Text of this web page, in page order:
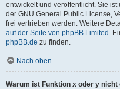
entwickelt und veröffentlicht. Sie
der GNU General Public License,
frei vertrieben werden. Weitere
auf der Seite von phpBB Limited .
phpBB.de zu finden.
Nach oben
Warum ist Funktion x oder y nicht